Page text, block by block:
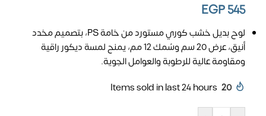
EGP545
لوح بديل خشب كوري مستورد من خامة PS، بتصميم مخدد
أنيق، عرض 20 سم وسُمك 12 مم، يمنح لمسة ديكور راقية
ومقاومة عالية للرطوبة والعوامل الجوية.
20
Items sold in last 24 hours